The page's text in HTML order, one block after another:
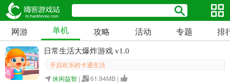
网游 单机 攻略 活动 专题 排
日常生活大爆炸游戏 v1.0
开启欢乐的卡通生活
休闲益智 |
61.94MB |